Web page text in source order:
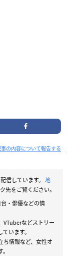
の内容について報告する
信しています。 地
先をご覧ください。
・俳優などの情
VTuberなどストリー
います。
ち情報など、女性オ